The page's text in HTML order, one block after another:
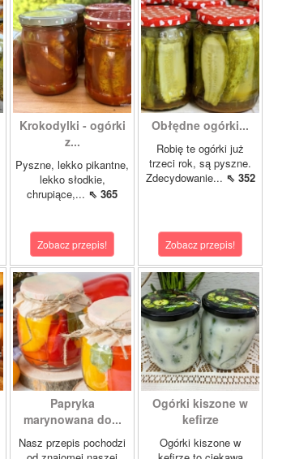
Krokodylki - ogórki
z...
Pyszne, lekko pikantne,
lekko słodkie,
chrupiące,... ⇖ 365
Zobacz przepis!
Obłędne ogórki...
Robię te ogórki już
trzeci rok, są pyszne.
Zdecydowanie... ⇖ 352
Zobacz przepis!
Papryka
marynowana do...
Nasz przepis pochodzi
Ogórki kiszone w
kefirze
Ogórki kiszone w